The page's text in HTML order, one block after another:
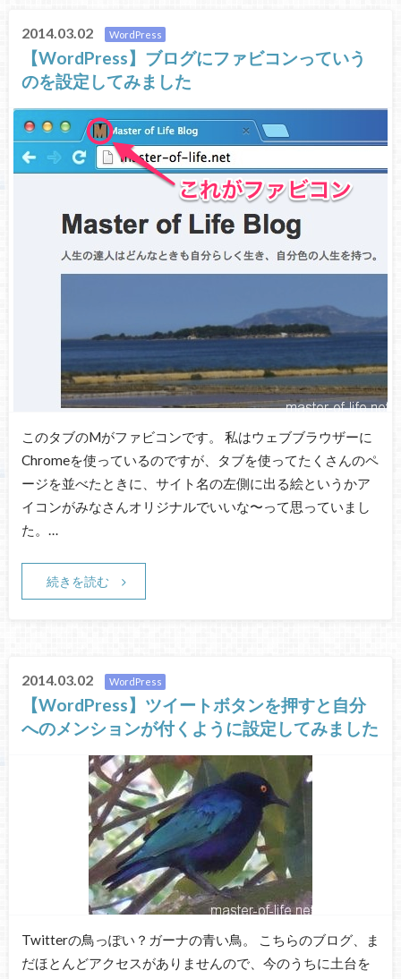
2014.03.02 WordPress
【WordPress】ブログにファビコンっていう
のを設定してみました
このタブのMがファビコンです。 私はウェブブラウザーに
Chromeを使っているのですが、タブを使ってたくさんのペ
ージを並べたときに、サイト名の左側に出る絵というかア
イコンがみなさんオリジナルでいいな〜って思っていまし
た。…
続きを読む
2014.03.02 WordPress
【WordPress】ツイートボタンを押すと自分
へのメンションが付くように設定してみました
Twitterの鳥っぽい？ガーナの青い鳥。 こちらのブログ、ま
だほとんどアクセスがありませんので、今のうちに土台を